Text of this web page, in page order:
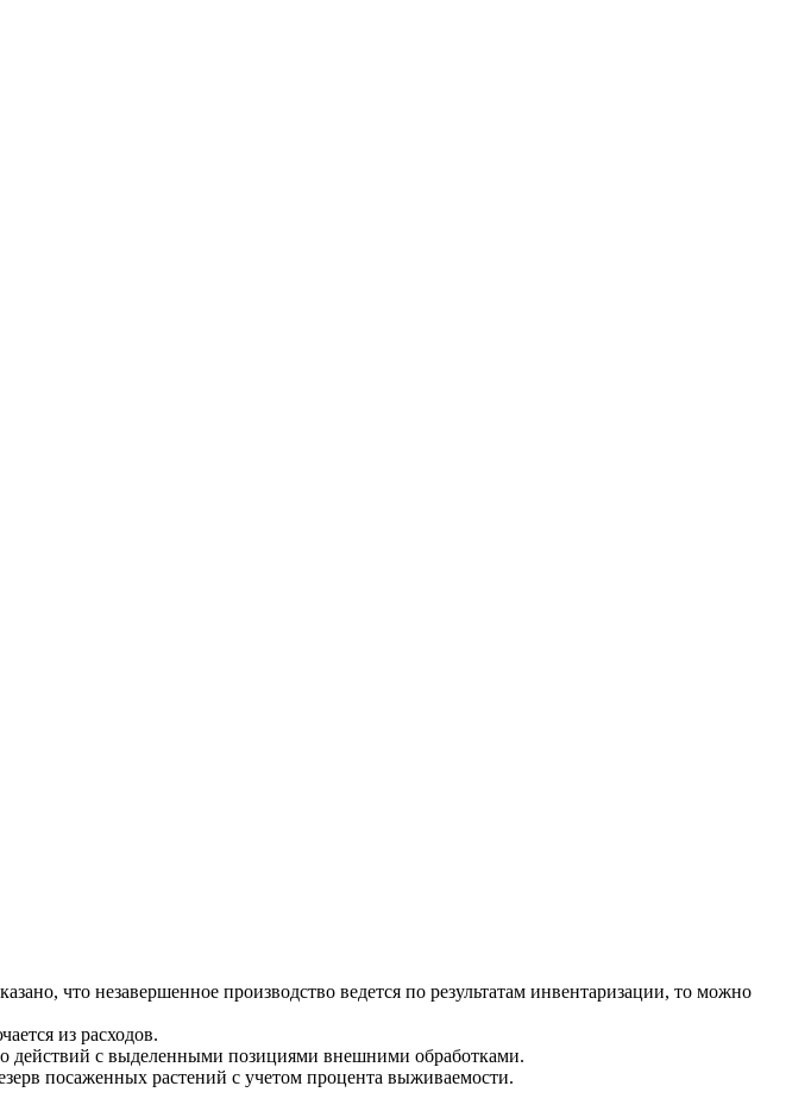
что незавершенное производство ведется по результатам инвентаризации, то можно
из расходов.
действий с выделенными позициями внешними обработками.
посаженных растений с учетом процента выживаемости.